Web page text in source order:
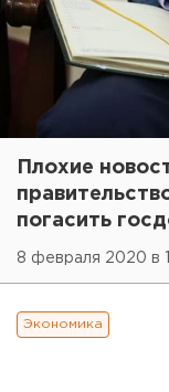
Плохие
погасить
8 февраля 2020 в
Экономика